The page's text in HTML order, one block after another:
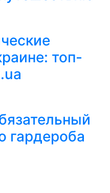
топ-
гардероба